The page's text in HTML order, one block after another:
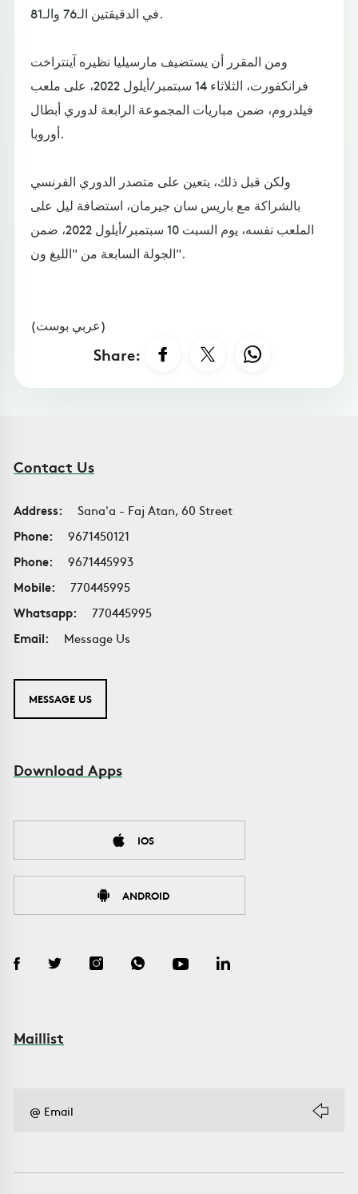
في الدقيقتين الـ76 والـ81.
ومن المقرر أن يستضيف مارسيليا نظيره آينتراخت
فرانكفورت، الثلاثاء 14 سبتمبر/أيلول 2022، على ملعب
فيلدروم، ضمن مباريات المجموعة الرابعة لدوري أبطال
أوروبا.
ولكن قبل ذلك، يتعين على متصدر الدوري الفرنسي
بالشراكة مع باريس سان جيرمان، استضافة ليل على
الملعب نفسه، يوم السبت 10 سبتمبر/أيلول 2022، ضمن
الجولة السابعة من "الليغ ون".
(عربي بوست)
Share:
Contact Us
Address:
Sana'a - Faj Atan, 60 Street
Phone:
9671450121
Phone:
9671445993
Mobile:
770445995
Whatsapp:
770445995
Email:
Message Us
MESSAGE US
Download Apps
IOS
ANDROID
Maillist